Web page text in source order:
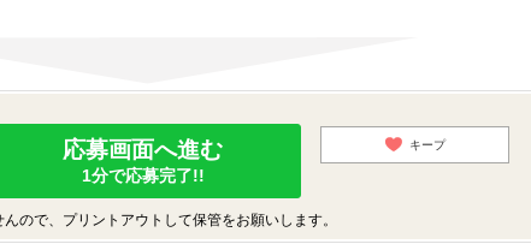
応募画面へ進む
1分で応募完了!!
キープ
ので、プリントアウトして保管をお願いします。